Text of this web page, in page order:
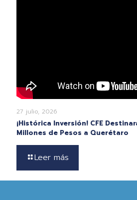
27 julio, 2026
¡Histórica Inversión! CFE
Millones de Pesos a Querétaro
Leer más